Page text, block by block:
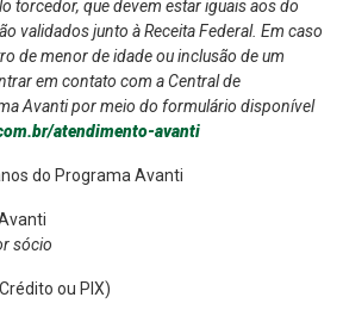
torcedor, que devem estar iguais aos do
validados junto à Receita Federal. Em caso
de menor de idade ou inclusão de um
em contato com a Central de
Avanti por meio do formulário disponível
atendimento-avanti
do Programa Avanti
sócio
ou PIX)